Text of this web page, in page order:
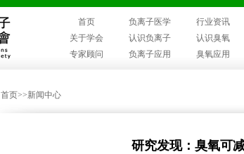
首页 负离子医学 行业资讯
关于学会
认识负离子 认识臭氧
专家顾问
负离子应用 臭氧应用
首页>>新闻中心
研究发现：臭氧可